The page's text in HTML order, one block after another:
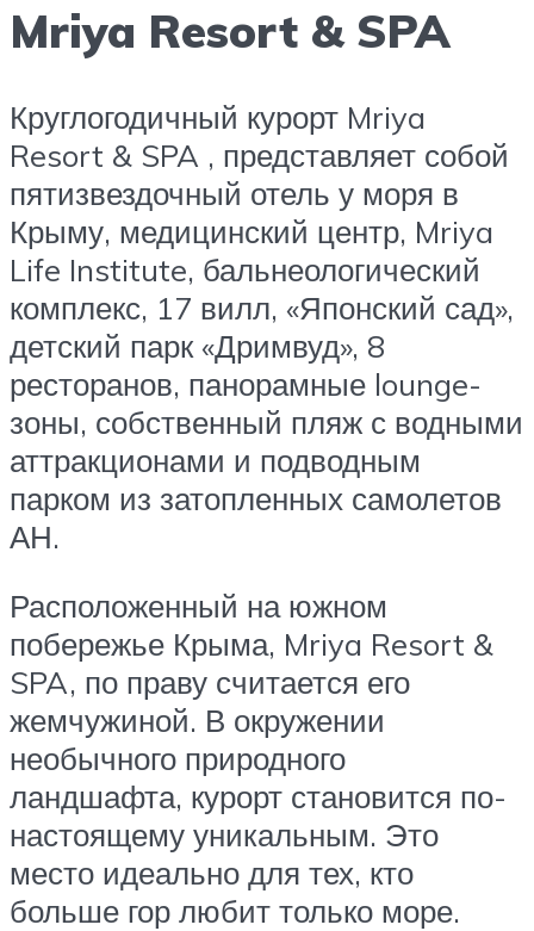
Mriya Resort & SPA
Круглогодичный курорт Mriya
Resort & SPA , представляет собой
пятизвездочный отель у моря в
Крыму, медицинский центр, Mriya
Life Institute, бальнеологический
комплекс, 17 вилл, «Японский сад»,
детский парк «Дримвуд», 8
ресторанов, панорамные lounge-
зоны, собственный пляж с водными
аттракционами и подводным
парком из затопленных самолетов
АН.
Расположенный на южном
побережье Крыма, Mriya Resort &
SPA, по праву считается его
жемчужиной. В окружении
необычного природного
ландшафта, курорт становится по-
настоящему уникальным. Это
место идеально для тех, кто
больше гор любит только море.